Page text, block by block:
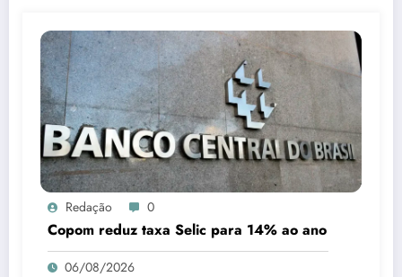
Redação 0
Copom reduz taxa Selic para 14% ao ano
06/08/2026